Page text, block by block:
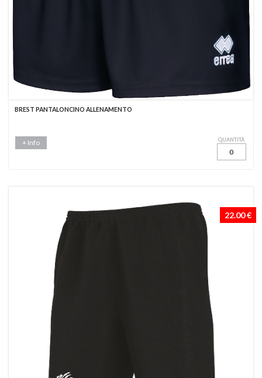
BREST PANTALONCINO ALLENAMENTO
+ Info QUANTITÀ
22.00 €